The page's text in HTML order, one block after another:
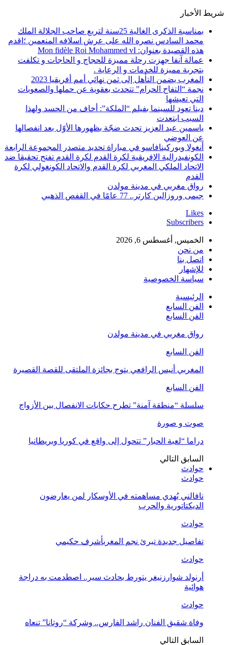
شريط الأخبار
بمناسبة الذكرى الغالية 25سنة لتربع صاحب الجلالة الملك
محمد السادس نصره الله على عرش اسلافه المنعمين ؛اقدم
هذه القصيدة بعنوان: Mon fidèle Roi Mohammed vI
عمالة آنفا جهزت رحلة مميزة للحجاج و الحاجات و تكلفت
بتجربة مميزة للخدمات و الرعاية .
المغرب يضمن التأهل إلى ثمن نهائي أمم أفريقيا 2023
نجمة “التفاح الحرام” تتحدث بعقوية عن حملها والصعوبات
التي تعيشها
دينا تعود للسينما بفيلم “الملكة”: أخاف من الحسد ولهذا
السبب ابتعدت
ياسمين عبد العزيز تحدث ضجّة بظهورها الأوّل بعد انفصالها
عن العوضي
أنغولا وبوركينافاسو في مباراة تحديد متصدر المجموعة الرابعة
الكونفيدرالية الإفريقية لكرة القدم لكرة القدم تفتح تحقيقا ضد
الاتحاد الملكي المغربي لكرة القدم والاتحاد الكونغولي لكرة
القدم
رواق مغربي في مدينة مولدن
جيمى وروزالين كارتر.. 77 عامًا في القفص الذهبي
Likes
Subscribers
الخميس, أغسطس 6, 2026
من نحن
اتصل بنا
للإشهار
سياسة الخصوصية
الرئيسية
الفن السابع
الفن السابع
رواق مغربي في مدينة مولدن
الفن السابع
المغربي أنيس الرافعي يتوج بجائزة الملتقى للقصة القصيرة
الفن السابع
سلسلة “منطقة آمنة” تطرح حكايات الانفصال بين الأزواج
صوت و صورة
دراما “لعبة الحبار” تتحول إلى واقع في كوريا وبريطانيا
السابق التالي
حوادث
حوادث
نافالني يُهدي مساهمته في الأوسكار لمن يعارضون
الديكتاتورية والحرب
حوادث
تفاصيل جديدة تبرئ نجم المغربأشرف حكيمي
حوادث
أرنولد شوارزنيغر يتورط بحادث سير.. اصطدمت به دراجة
هوائية
حوادث
وفاة شقيق الفنان راشد الفارس.. وشركة “روتانا” تنعاه
السابق التالي